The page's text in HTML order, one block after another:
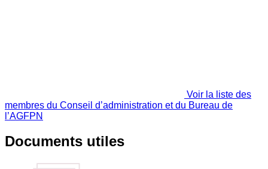
Voir la liste des
membres du Conseil d’administration et du Bureau de
l’AGFPN
Documents utiles